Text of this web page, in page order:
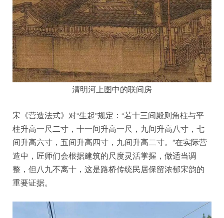
清明河上图中的联间房
宋《营造法式》对“生起”规定：“若十三间殿则角柱与平
柱升高一尺二寸，十一间升高一尺，九间升高八寸，七
间升高六寸，五间升高四寸，九间升高二寸。”在实际营
造中，匠师们会根据建筑的尺度灵活掌握，做适当调
整，但八九不离十，这是路桥传统民居保留浓郁宋韵的
重要证据。